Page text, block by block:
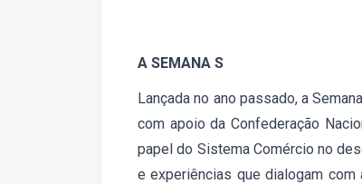
A SEMANA S
Lançada no ano passado, a
com apoio da Confederação
papel do Sistema Comércio no
e experiências que dialogam